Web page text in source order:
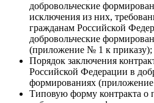
добровольческие
исключения из них,
гражданам Российской
добровольческие
(приложение № 1 к приказу);
Порядок заключения
Российской Федерации в
формированиях
Типовую форму контракта о